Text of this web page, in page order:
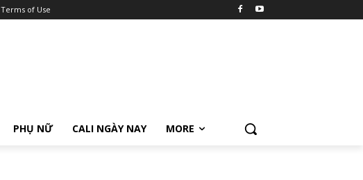
Terms of Use
PHỤ NỮ CALI NGÀY NAY MORE